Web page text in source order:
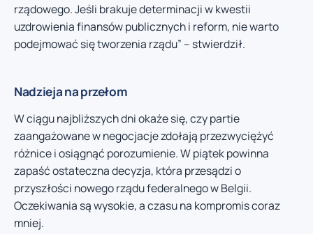
rządowego. Jeśli brakuje determinacji w kwestii
uzdrowienia finansów publicznych i reform, nie warto
podejmować się tworzenia rządu” – stwierdził.
Nadzieja na przełom
W ciągu najbliższych dni okaże się, czy partie
zaangażowane w negocjacje zdołają przezwyciężyć
różnice i osiągnąć porozumienie. W piątek powinna
zapaść ostateczna decyzja, która przesądzi o
przyszłości nowego rządu federalnego w Belgii.
Oczekiwania są wysokie, a czasu na kompromis coraz
mniej.